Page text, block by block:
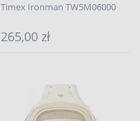
Timex Ironman TW5M06000
265,00 zł